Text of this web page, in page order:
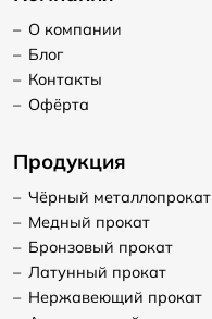
– О компании
– Блог
– Контакты
– Офёрта
Продукция
– Чёрный металлопрокат
– Медный прокат
– Бронзовый прокат
– Латунный прокат
– Нержавеющий прокат